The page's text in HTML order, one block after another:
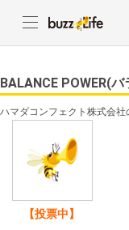
BALANCE POWER(
ハマダコンフェクト株式会社
【投票中】